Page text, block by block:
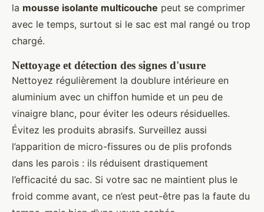
la mousse isolante multicouche peut se comprimer
avec le temps, surtout si le sac est mal rangé ou trop
chargé.
Nettoyage et détection des signes d'usure
Nettoyez régulièrement la doublure intérieure en
aluminium avec un chiffon humide et un peu de
vinaigre blanc, pour éviter les odeurs résiduelles.
Évitez les produits abrasifs. Surveillez aussi
l’apparition de micro-fissures ou de plis profonds
dans les parois : ils réduisent drastiquement
l’efficacité du sac. Si votre sac ne maintient plus le
froid comme avant, ce n’est peut-être pas la faute du